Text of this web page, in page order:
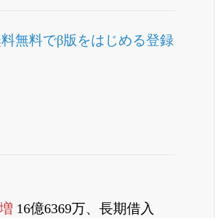
無料でβ版をはじめる登録
16億6369万、長期借入